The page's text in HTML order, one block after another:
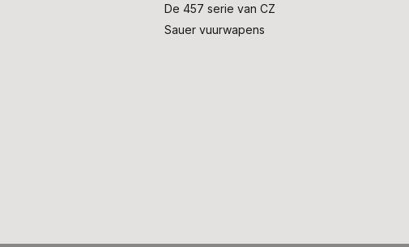
De 457 serie van CZ
Sauer vuurwapens